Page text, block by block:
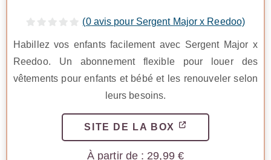
(0avis pour Sergent Major x Reedoo)
Habillez vos enfants facilement avec Sergent Major x
Reedoo. Un abonnement flexible pour louer des
vêtements pour enfants et bébé et les renouveler selon
leurs besoins.
SITE DE LA BOX
29,99 €